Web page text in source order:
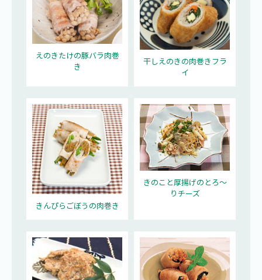
えのきたけの豚バラ肉巻
き
干しえのきの肉巻きフラ
イ
きんぴらごぼうの肉巻き
きのこと厚揚げのとろ～
りチーズ